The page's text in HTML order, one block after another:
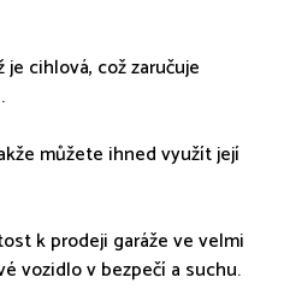
cihlová, což zaručuje
můžete ihned využít její
k prodeji garáže ve velmi
vozidlo v bezpečí a suchu.